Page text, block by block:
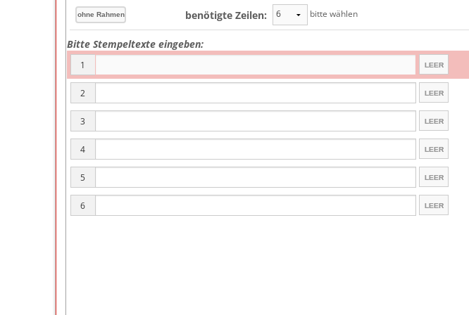
benötigte Zeilen: bitte wählen
Bitte Stempeltexte eingeben:
1
2
3
4
5
6